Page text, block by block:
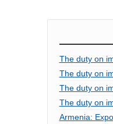
The duty on
The duty on
The duty on
The duty on
Armenia: